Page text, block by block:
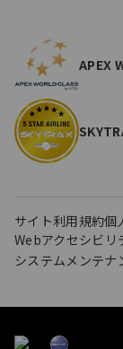
APEX
サイト利用規約個
Webアクセシビリ
システムメンテナ